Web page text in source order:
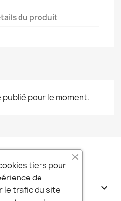
du produit
publié pour le moment.

tiers pour
de
le trafic du site